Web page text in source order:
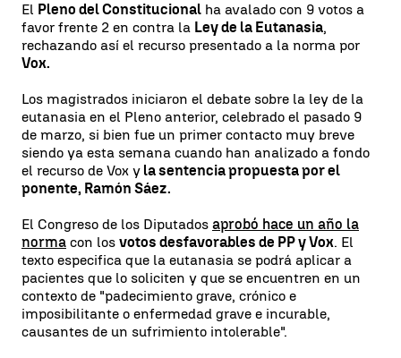
El Pleno del Constitucional ha avalado con 9 votos a
favor frente 2 en contra la Ley de la Eutanasia,
rechazando así el recurso presentado a la norma por
Vox.
Los magistrados iniciaron el debate sobre la ley de la
eutanasia en el Pleno anterior, celebrado el pasado 9
de marzo, si bien fue un primer contacto muy breve
siendo ya esta semana cuando han analizado a fondo
el recurso de Vox y la sentencia propuesta por el
ponente, Ramón Sáez.
El Congreso de los Diputados aprobó hace un año la
norma con los votos desfavorables de PP y Vox. El
texto especifica que la eutanasia se podrá aplicar a
pacientes que lo soliciten y que se encuentren en un
contexto de "padecimiento grave, crónico e
imposibilitante o enfermedad grave e incurable,
causantes de un sufrimiento intolerable".